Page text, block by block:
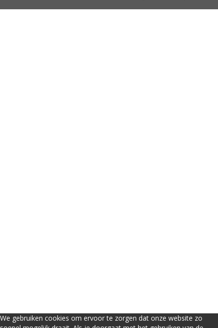
We gebruiken cookies om ervoor te zorgen dat onze website zo